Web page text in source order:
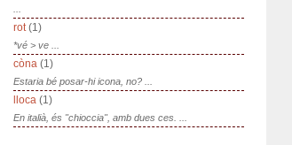
rot(1)
*vé > ve ...
còna (1)
Estaria bé posar-hi icona, no? ...
lloca (1)
En italià, és "chioccia", amb dues ces. ...